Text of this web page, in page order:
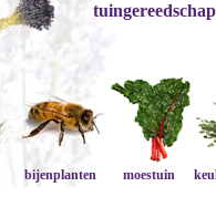
tuingereedschap
bijenplanten moestuin